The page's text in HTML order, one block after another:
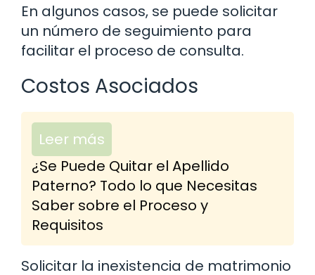
En algunos casos, se puede solicitar
un número de seguimiento para
facilitar el proceso de consulta.
Costos Asociados
Leer más
¿Se Puede Quitar el Apellido
Paterno? Todo lo que Necesitas
Saber sobre el Proceso y
Requisitos
Solicitar la inexistencia de matrimonio